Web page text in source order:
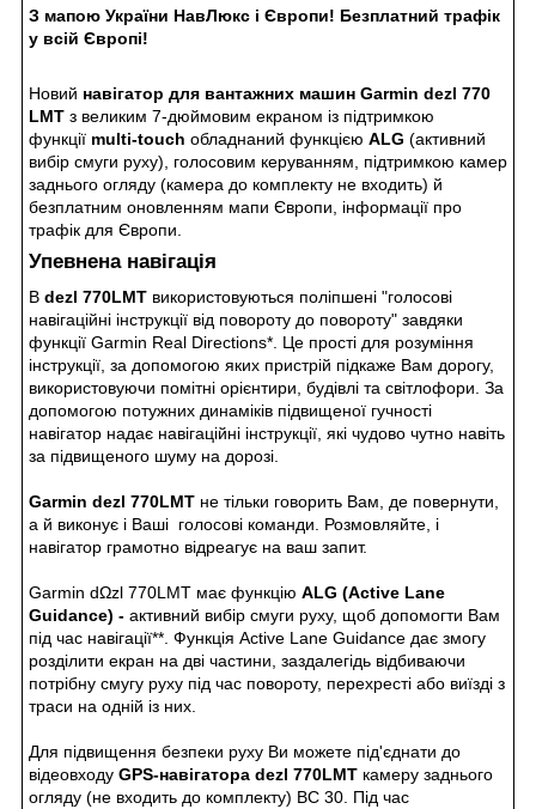
З мапою України НавЛюкс і Європи! Безплатний трафік
у всій Європі!
Новий навігатор для вантажних машин Garmin dezl 770
LMT з великим 7-дюймовим екраном із підтримкою
функції multi-touch обладнаний функцією ALG (активний
вибір смуги руху), голосовим керуванням, підтримкою камер
заднього огляду (камера до комплекту не входить) й
безплатним оновленням мапи Європи, інформації про
трафік для Європи.
Упевнена навігація
В dezl 770LMT використовуються поліпшені "голосові
навігаційні інструкції від повороту до повороту" завдяки
функції Garmin Real Directions*. Це прості для розуміння
інструкції, за допомогою яких пристрій підкаже Вам дорогу,
використовуючи помітні орієнтири, будівлі та світлофори. За
допомогою потужних динаміків підвищеної гучності
навігатор надає навігаційні інструкції, які чудово чутно навіть
за підвищеного шуму на дорозі.
Garmin dezl 770LMT не тільки говорить Вам, де повернути,
а й виконує і Ваші голосові команди. Розмовляйте, і
навігатор грамотно відреагує на ваш запит.
Garmin dΩzl 770LMT має функцію ALG (Active Lane
Guidance) - активний вибір смуги руху, щоб допомогти Вам
під час навігації**. Функція Active Lane Guidance дає змогу
розділити екран на дві частини, заздалегідь відбиваючи
потрібну смугу руху під час повороту, перехресті або виїзді з
траси на одній із них.
Для підвищення безпеки руху Ви можете під'єднати до
відеовходу GPS-навігатора dezl 770LMT камеру заднього
огляду (не входить до комплекту) BC 30. Під час